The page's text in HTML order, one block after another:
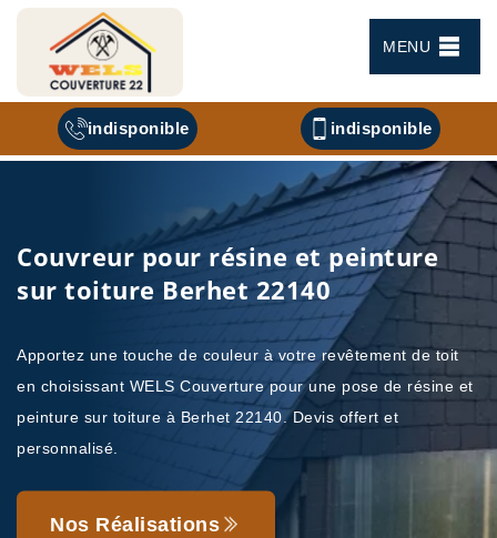
MENU
indisponible indisponible
Couvreur pour résine et peinture
sur toiture Berhet 22140
Apportez une touche de couleur à votre revêtement de toit
en choisissant WELS Couverture pour une pose de résine et
peinture sur toiture à Berhet 22140. Devis offert et
personnalisé.
Nos Réalisations